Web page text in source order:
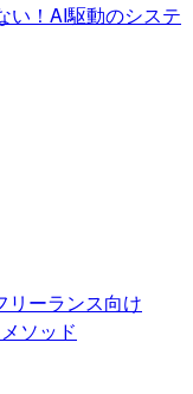
い！AI駆動のシステ
リーランス向け
ソッド